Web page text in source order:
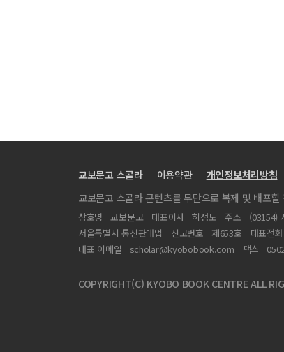
건의서 (체신부 장관님께)
성명서 (전화 번호책에 관하여)
고대소설의 지향성 (志向性)
교보문고 스콜라 이용약관 개인정보처리방침
교보문고 스콜라 콘텐츠를 무단으로 복제 및 배포
상호명 교보문고 대표이사 허정도 주소 (03154)
서울특별시 통신판매업
신고번호 제653호 대표전화
대표 이메일
scholar@kyobobook.com 팩스
COPYRIGHT(C) KYOBO BOOK CENTRE ALL